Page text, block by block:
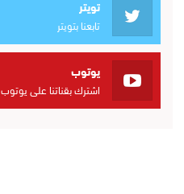
تويتر
تابعنا بتويتر
يوتوب
اشترك بقناتنا على يوتوب